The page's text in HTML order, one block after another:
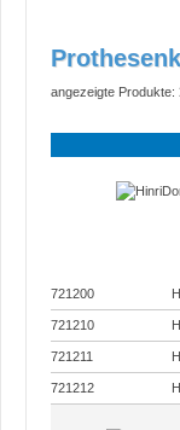
angezeigte Produkte:
721200
721210
721211
721212